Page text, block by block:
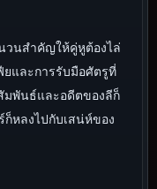
วนสำคัญให้คู่หูต้องไล่
ยและการรับมือศัตรูที่
มพันธ์และอดีตของลีก็
ก็หลงไปกับเสน่ห์ของ